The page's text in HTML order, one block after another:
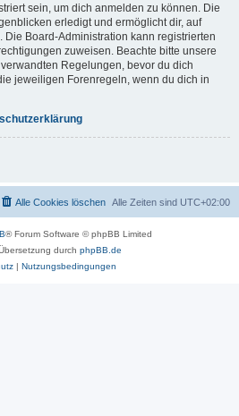
sein, um dich anmelden zu können. Die
erledigt und ermöglicht dir, auf
Board-Administration kann registrierten
zuweisen. Beachte bitte unsere
Regelungen, bevor du dich
jeweiligen Forenregeln, wenn du dich in
Alle Zeiten sind UTC+02:00
Alle Cookies löschen
® Forum Software © phpBB Limited
durch phpBB.de
| Nutzungsbedingungen